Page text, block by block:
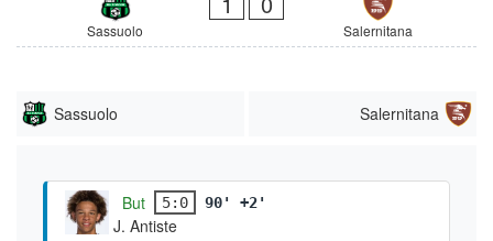
Sassuolo Salernitana
Sassuolo Salernitana
But 5:0 90' +2'
J. Antiste